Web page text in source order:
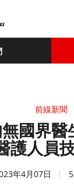
前線新聞
國界醫
護人員
年4月07日